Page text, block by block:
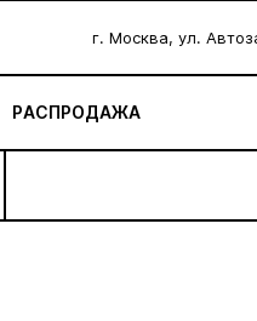
г. Москва, ул.
РАСПРОДАЖА